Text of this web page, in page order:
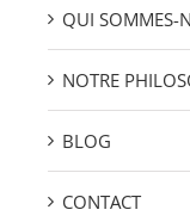
QUI SOMMES-
NOTRE
BLOG
CONTACT